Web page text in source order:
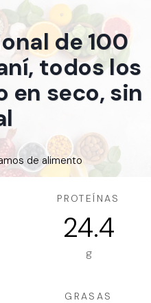
de 100
todos los
seco, sin
de alimento
PROTEÍNAS
24.4
g
GRASAS